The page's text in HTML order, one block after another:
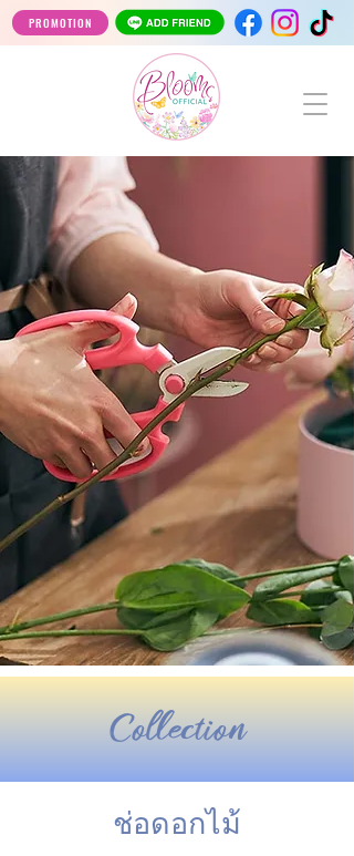
PROMOTION
Collection
ช่อดอกไม้